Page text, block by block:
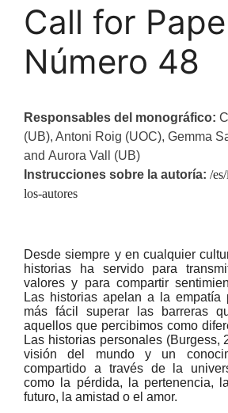
Call for
Número 48
Responsables del monográfico:
(UB), Antoni Roig (UOC), Gemma
and Aurora Vall (UB)
Instrucciones sobre la autoría: /
los-autores
Desde siempre y en cualquier
historias ha servido para
valores y para compartir
Las historias apelan a la empatía
más fácil superar las barreras
aquellos que percibimos como
Las historias personales (Burgess,
visión del mundo y un
compartido a través de la
como la pérdida, la pertenencia,
futuro, la amistad o el amor.